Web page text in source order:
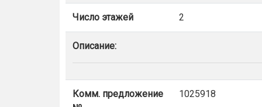
Число этажей 2
Описание:
Комм. предложение
1025918